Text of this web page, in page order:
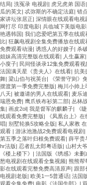
结局| 洗冤录 电视剧 | 虎兄虎弟 国语|
瓜的英文| 忒弥斯的不确定法庭| 错
家讲坛张居正| 深情眼在线观看电视
网打尽 印度电影| 兵临城下美版电影
艳遇韩国| 我们恋爱吧第五季在线观
比| 狂飙电视剧全集免费播放在线观
免费观看动漫| 诱惑人的好嫂子| 杀
姐妹高清完整版在线观看| 人生赢家|
小廋子| 民间怪谈录12集免费观看视
法国满天星《贵夫人》在线看| 抗美
舞| 梁山伯与祝英台| 《荣誉守则》
摆渡第一季免费完整版| 梅川小帅上
八天| 被邀请的男人在线观看| 麦乐
瑞恩免费| 鹰爪铁布衫第二部| 丛林
集| 画皮2ol| 我是督军的麒麟子| 《
线观看免费完整版| 《凤凰台上》在
唱| 别墅轮换5攻略全版| 私人家教
观看 | 游泳池激战2免费观看电视剧 |
第五季之落叶归根免费观看| 薛平贵
hr法版| 忍者乱太郎粤语版| 山村大爷
《楼上楼下》 | 法国版《绣感》未删
愁电视剧在线观看全集视频| 熊熊帮
影在线观看完整免费高清原声| 跟部
电视剧老版| 欧美1一5普通话| 法国
观看全集免费| 电影《法国牛郎》 |